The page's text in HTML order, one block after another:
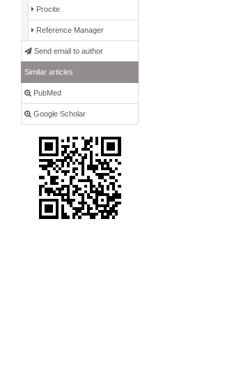
Procite
Reference Manager
Send email to author
Similar articles
PubMed
Google Scholar